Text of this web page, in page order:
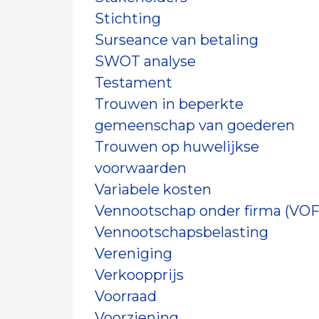
Stichting
Surseance van betaling
SWOT analyse
Testament
Trouwen in beperkte
gemeenschap van goederen
Trouwen op huwelijkse
voorwaarden
Variabele kosten
Vennootschap onder firma
Vennootschapsbelasting
Vereniging
Verkoopprijs
Voorraad